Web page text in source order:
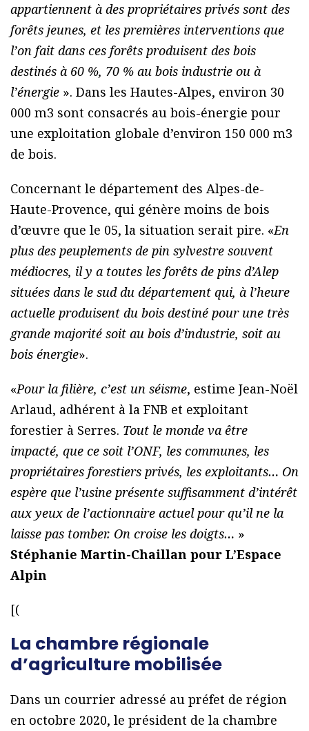
appartiennent à des propriétaires privés sont des
forêts jeunes, et les premières interventions que
l’on fait dans ces forêts produisent des bois
destinés à 60 %, 70 % au bois industrie ou à
l’énergie ». Dans les Hautes-Alpes, environ 30
000 m3 sont consacrés au bois-énergie pour
une exploitation globale d’environ 150 000 m3
de bois.
Concernant le département des Alpes-de-
Haute-Provence, qui génère moins de bois
d’œuvre que le 05, la situation serait pire. «En
plus des peuplements de pin sylvestre souvent
médiocres, il y a toutes les forêts de pins d’Alep
situées dans le sud du département qui, à l’heure
actuelle produisent du bois destiné pour une très
grande majorité soit au bois d’industrie, soit au
bois énergie».
«Pour la filière, c’est un séisme, estime Jean-Noël
Arlaud, adhérent à la FNB et exploitant
forestier à Serres. Tout le monde va être
impacté, que ce soit l’ONF, les communes, les
propriétaires forestiers privés, les exploitants… On
espère que l’usine présente suffisamment d’intérêt
aux yeux de l’actionnaire actuel pour qu’il ne la
laisse pas tomber. On croise les doigts… »
Stéphanie Martin-Chaillan pour L’Espace
Alpin
[(
La chambre régionale
d’agriculture mobilisée
Dans un courrier adressé au préfet de région
en octobre 2020, le président de la chambre